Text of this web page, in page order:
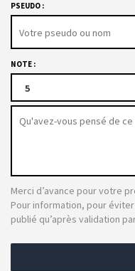
PSEUDO :
NOTE :
5
Merci d’avance pour votre
Pour information, pour
publié qu’après validation